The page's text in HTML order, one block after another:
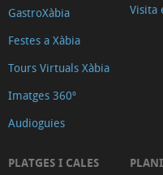
GastroXàbia
Festes a Xàbia
Tours Virtuals Xàbia
Imatges 360º
Audioguies
Visita
PLATGES I CALES